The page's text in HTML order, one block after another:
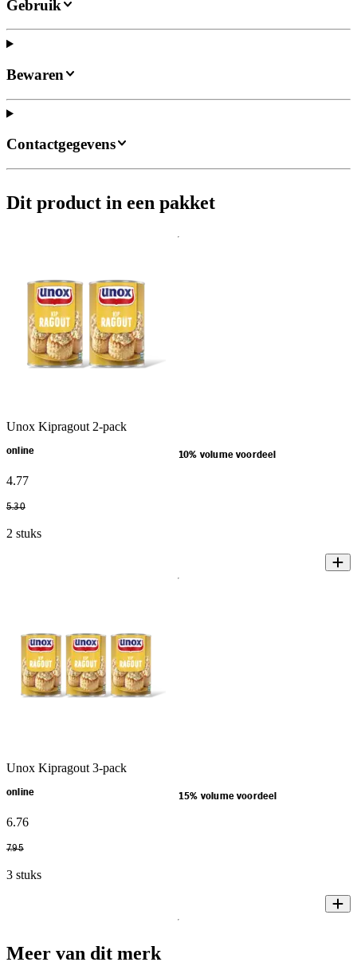
Gebruik
Bewaren
Contactgegevens
Dit product in een pakket
Unox Kipragout 2-pack
online 10% volume voordeel
4.77
5.30
2 stuks
Unox Kipragout 3-pack
online 15% volume voordeel
6.76
7.95
3 stuks
Meer van dit merk